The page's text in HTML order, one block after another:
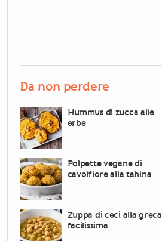
Da non perdere
Hummus di zucca alle
erbe
Polpette vegane di
cavolfiore alla tahina
Zuppa di ceci alla greca
facilissima